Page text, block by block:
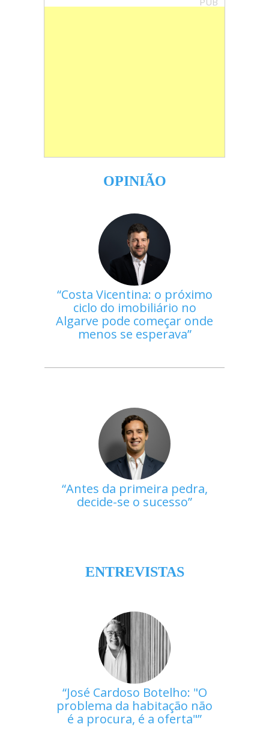
OPINIÃO
Costa Vicentina: o próximo
ciclo do imobiliário no
Algarve pode começar onde
menos se esperava
Antes da primeira pedra,
decide-se o sucesso
ENTREVISTAS
José Cardoso Botelho: "O
problema da habitação não
é a procura, é a oferta"